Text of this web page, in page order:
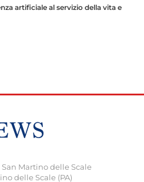
artificiale al servizio della vita e
Martino delle Scale
delle Scale (PA)